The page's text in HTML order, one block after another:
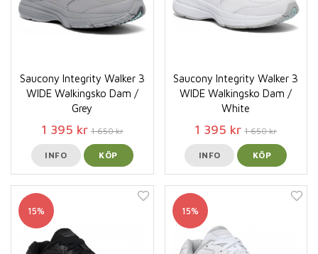
Saucony Integrity Walker 3
WIDE Walkingsko Dam /
Grey
1 395 kr 1 650 kr
INFO KÖP
Saucony Integrity Walker 3
WIDE Walkingsko Dam /
White
1 395 kr 1 650 kr
INFO KÖP
15% 15%